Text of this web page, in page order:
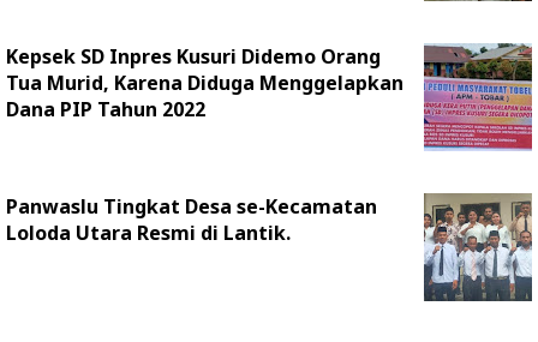
Kepsek SD Inpres Kusuri Didemo Orang
Tua Murid, Karena Diduga Menggelapkan
Dana PIP Tahun 2022
Panwaslu Tingkat Desa se-Kecamatan
Loloda Utara Resmi di Lantik.